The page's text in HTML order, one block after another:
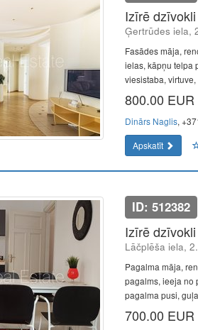
Izīrē
Ģertrūdes iela,
Fasādes māja,
ielas, kāpņu telpa
viesistaba, virtuve,
800.00 EUR
Dinārs Naglis,
Apskatīt
ID: 512382
Izīrē
Lāčplēša iela,
Pagalma māja,
pagalms, ieeja no
pagalma pusi,
700.00 EUR